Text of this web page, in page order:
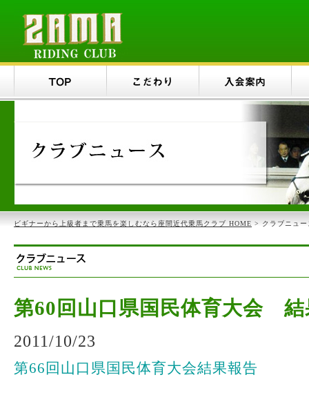
ビギナーから上級者まで乗馬を楽しむなら座間近代乗馬クラブ HOME > クラブニュー
第60回山口県国民体育大会 結
2011/10/23
第66回山口県国民体育大会結果報告